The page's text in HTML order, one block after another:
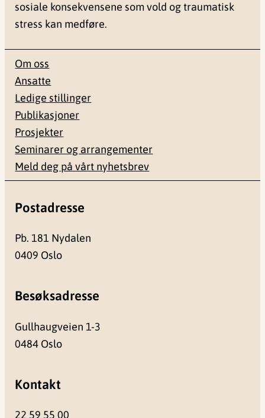
sosiale konsekvensene som vold og traumatisk
stress kan medføre.
Om oss
Ansatte
Ledige stillinger
Publikasjoner
Prosjekter
Seminarer og arrangementer
Meld deg på vårt nyhetsbrev
Postadresse
Pb. 181 Nydalen
0409 Oslo
Besøksadresse
Gullhaugveien 1-3
0484 Oslo
Kontakt
22 59 55 00